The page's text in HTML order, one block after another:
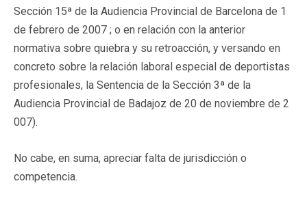
Sección 15ª de la Audiencia Provincial de Barcelona de 1
de febrero de 2007 ; o en relación con la anterior
normativa sobre quiebra y su retroacción, y versando en
concreto sobre la relación laboral especial de deportistas
profesionales, la Sentencia de la Sección 3ª de la
Audiencia Provincial de Badajoz de 20 de noviembre de 2
007).
No cabe, en suma, apreciar falta de jurisdicción o
competencia.